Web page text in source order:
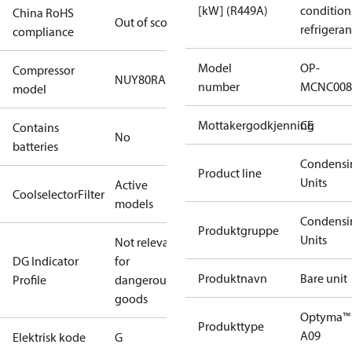
China RoHS
compliance
Out of scope
Compressor
model
NUY80RAb
Contains
batteries
No
CoolselectorFilter
Active
models
DG Indicator
Profile
Not relevant
for
dangerous
goods
Elektrisk kode G
[kW] (R449A)
Model
number
OP-
Mottakergodkjenning
CE
Product line
Units
Produktgruppe
Units
Produktnavn Bare unit
Produkttype
Optyma™
A09